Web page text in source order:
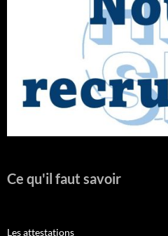
Ce qu'il faut savoir
Les attestations